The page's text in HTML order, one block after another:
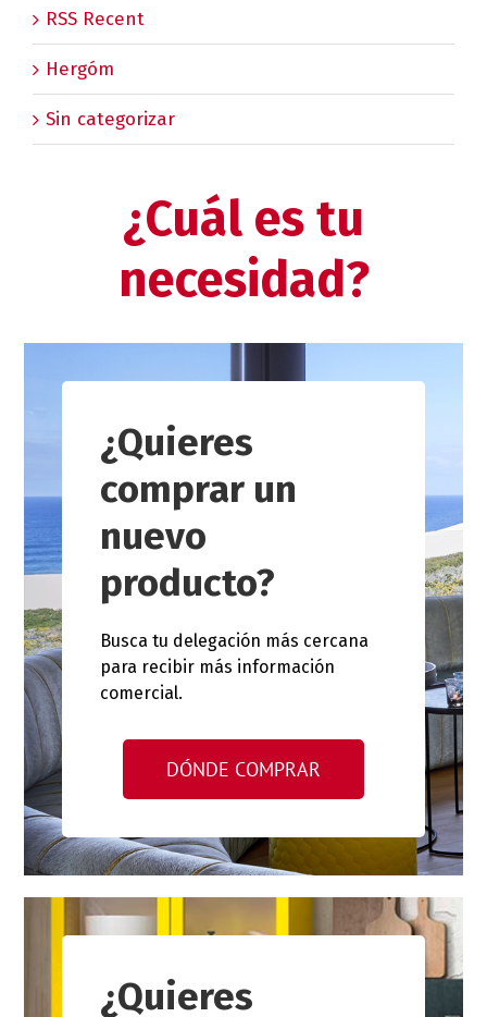
RSS Recent
Hergóm
Sin categorizar
¿Cuál es tu
necesidad?
¿Quieres
comprar un
nuevo
producto?
Busca tu delegación más cercana
para recibir más información
comercial.
DÓNDE COMPRAR
¿Quieres